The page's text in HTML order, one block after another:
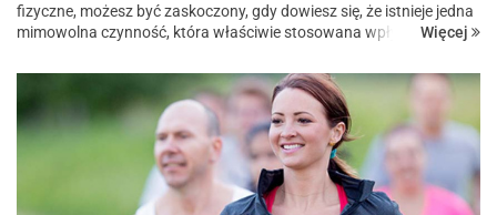
fizyczne, możesz być zaskoczony, gdy dowiesz się, że istnieje jedna
mimowolna czynność, która właściwie stosowana wpływa na całe
Więcej